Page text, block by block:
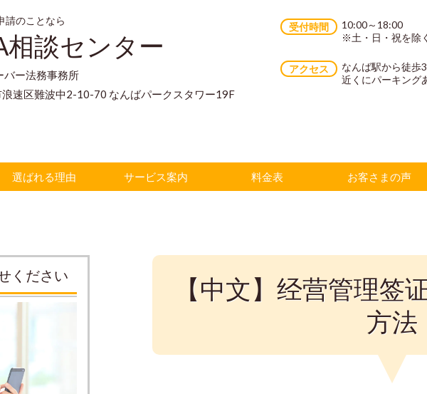
請のことなら
相談センター
バー法務事務所
速区難波中2-10-70 なんばパークスタワー19F
受付時間
10:00～18:00
※土・日・祝を除く
アクセス
なんば駅から徒歩
近くにパーキング
選ばれる理由 サービス案内 料金表 お客さまの声
【中文】经营管理签
方法
ください